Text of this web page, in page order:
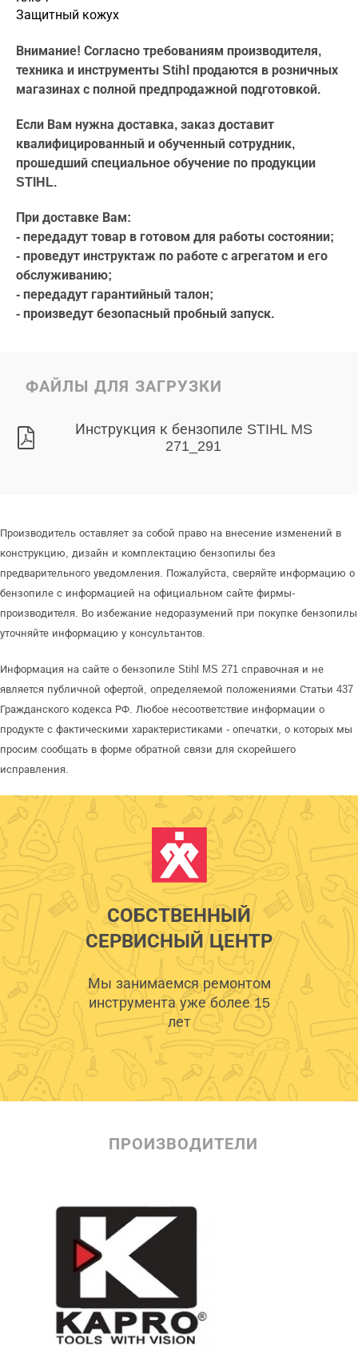
Защитный кожух
Внимание! Согласно требованиям производителя,
техника и инструменты Stihl продаются в розничных
магазинах с полной предпродажной подготовкой.
Если Вам нужна доставка, заказ доставит
квалифицированный и обученный сотрудник,
прошедший специальное обучение по продукции
STIHL.
При доставке Вам:
- передадут товар в готовом для работы состоянии;
- проведут инструктаж по работе с агрегатом и его
обслуживанию;
- передадут гарантийный талон;
- произведут безопасный пробный запуск.
ФАЙЛЫ ДЛЯ ЗАГРУЗКИ
Инструкция к бензопиле STIHL MS
271_291
Производитель оставляет за собой право на внесение изменений в
конструкцию, дизайн и комплектацию бензопилы без
предварительного уведомления. Пожалуйста, сверяйте информацию о
бензопиле с информацией на официальном сайте фирмы-
производителя. Во избежание недоразумений при покупке бензопилы
уточняйте информацию у консультантов.
Информация на сайте о бензопиле Stihl MS 271 справочная и не
является публичной офертой, определяемой положениями Статьи 437
Гражданского кодекса РФ. Любое несоответствие информации о
продукте с фактическими характеристиками - опечатки, о которых мы
просим сообщать в форме обратной связи для скорейшего
исправления.
СОБСТВЕННЫЙ
СЕРВИСНЫЙ ЦЕНТР
Мы занимаемся ремонтом
инструмента уже более 15
лет
ПРОИЗВОДИТЕЛИ